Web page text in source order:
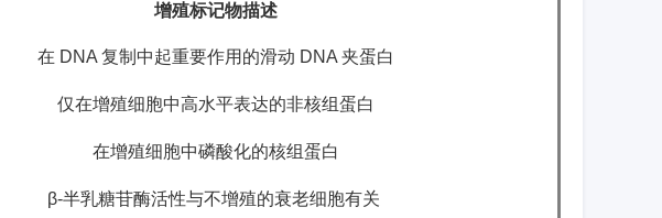
增殖标记物描述
在 DNA 复制中起重要作用的滑动 DNA 夹蛋白
仅在增殖细胞中高水平表达的非核组蛋白
在增殖细胞中磷酸化的核组蛋白
β-半乳糖苷酶活性与不增殖的衰老细胞有关